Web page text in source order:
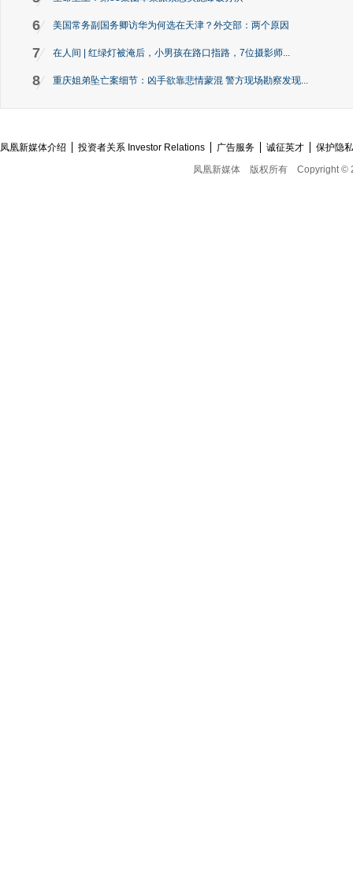
6 美国常务副国务卿访华为何选在天津？外交部：两个原因
7 在人间 | 红绿灯被淹后，小男孩在路口指路，7位摄影师...
8 重庆姐弟坠亡案细节：凶手欲靠悲情蒙混 警方现场勘察发现...
凤凰新媒体介绍 投资者关系 Investor Relations 广告服务 诚征英才
保护隐
凤凰新媒体
版权所有 Copyright ©